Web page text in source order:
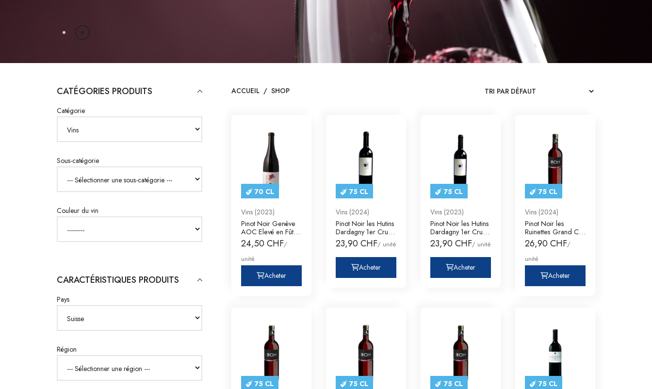
CATÉGORIES PRODUITS
Catégorie
Sous-catégorie
Couleur du vin
CARACTÉRISTIQUES PRODUITS
Pays
Région
ACCUEIL / SHOP
70 CL
Vins (2023)
Pinot Noir Genève
AOC Elevé en Fût
de Chêne Dom
24,50 CHF/
unité
Acheter
75 CL
Vins (2024)
Pinot Noir les Hutins
Dardagny 1er Cru
Genève AOC
23,90 CHF/ unité
Acheter
75 CL
Vins (2023)
Pinot Noir les Hutins
Dardagny 1er Cru
Genève AOC
23,90 CHF/ unité
Acheter
75 CL
Vins (2024)
Pinot Noir les
Ruinettes Grand Cru
Valais AOC Ser
26,90 CHF/
unité
Acheter
75 CL 75 CL 75 CL 75 CL